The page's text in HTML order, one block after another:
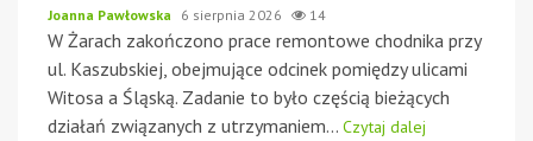
Joanna Pawłowska 6 sierpnia 2026 14
W Żarach zakończono prace remontowe chodnika przy
ul. Kaszubskiej, obejmujące odcinek pomiędzy ulicami
Witosa a Śląską. Zadanie to było częścią bieżących
działań związanych z utrzymaniem... Czytaj dalej